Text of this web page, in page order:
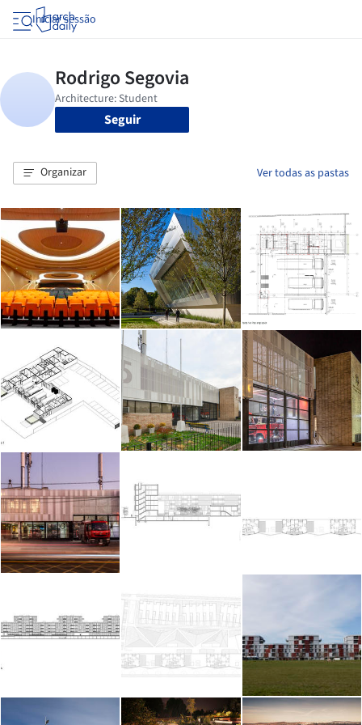
Iniciar sessão
Seguir
Organizar Ver todas as pastas